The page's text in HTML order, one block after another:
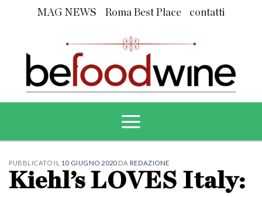
MAG NEWS Roma Best Place contatti
PUBBLICATO IL 10 GIUGNO 2020DA REDAZIONE
Kiehl’s LOVES Italy: